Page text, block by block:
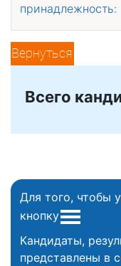
принадлежность:
Вернуться
Всего
Для того, чтобы
кнопку
Кандидаты,
представлены в